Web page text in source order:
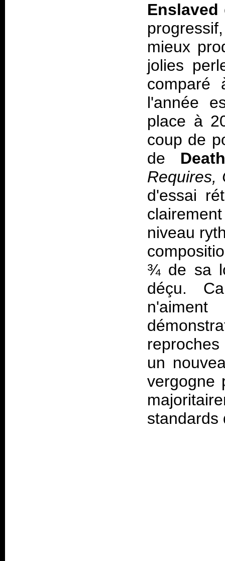
Enslaved
mieux
jolies
l'année
place à
coup de
de
Requires,
d'essai
niveau
¾ de sa
déçu.
un
vergogne
standards